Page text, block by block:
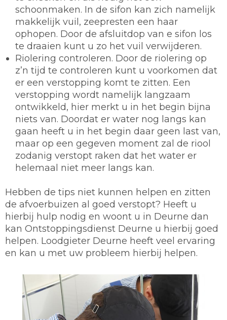
schoonmaken. In de sifon kan zich namelijk
makkelijk vuil, zeepresten een haar
ophopen. Door de afsluitdop van e sifon los
te draaien kunt u zo het vuil verwijderen.
Riolering controleren. Door de riolering op
z’n tijd te controleren kunt u voorkomen dat
er een verstopping komt te zitten. Een
verstopping wordt namelijk langzaam
ontwikkeld, hier merkt u in het begin bijna
niets van. Doordat er water nog langs kan
gaan heeft u in het begin daar geen last van,
maar op een gegeven moment zal de riool
zodanig verstopt raken dat het water er
helemaal niet meer langs kan.
Hebben de tips niet kunnen helpen en zitten
de afvoerbuizen al goed verstopt? Heeft u
hierbij hulp nodig en woont u in Deurne dan
kan Ontstoppingsdienst Deurne u hierbij goed
helpen. Loodgieter Deurne heeft veel ervaring
en kan u met uw probleem hierbij helpen.